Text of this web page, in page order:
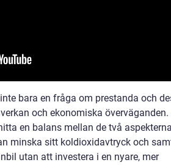
bara en fråga om prestanda och
och ekonomiska överväganden.
en balans mellan de två
minska sitt koldioxidavtryck och
utan att investera i en nyare, mer